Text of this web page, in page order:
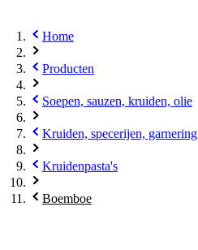
Home
Producten
Soepen, sauzen, kruiden, olie
Kruiden, specerijen, garnering
Kruidenpasta's
Boemboe